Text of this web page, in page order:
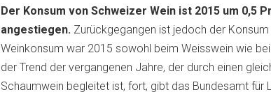
Der Konsum von Schweizer Wein ist 2015 um 0,5
angestiegen. Zurückgegangen ist jedoch der
Weinkonsum war 2015 sowohl beim Weisswein wie
der Trend der vergangenen Jahre, der durch einen
Schaumwein begleitet ist, fort, gibt das Bundesamt für